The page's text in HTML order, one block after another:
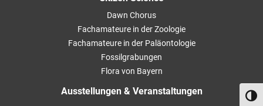
Dawn Chorus
Fachamateure in der Zoologie
Fachamateure in der Paläontologie
Fossilgrabungen
Flora von Bayern
Ausstellungen & Veranstaltungen